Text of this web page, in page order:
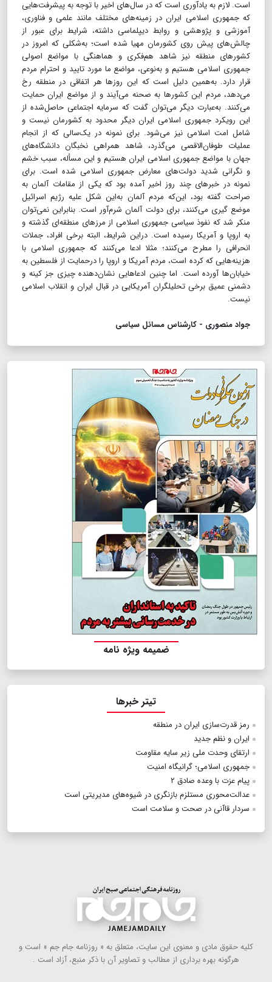
است. لازم به یادآوری است که در سال‌های اخیر با توجه به پیشرفت‌هایی
که جمهوری اسلامی ایران در زمینه‌های مختلف مانند علمی و فناوری،
آموزشی و پژوهشی و روابط دیپلماسی داشته،‌ شرایط برای عبور از
چالش‌های پیش روی کشورمان مهیا شده است؛ به‌شکلی که امروز در
کشور‌های منطقه نیز شاهد هم‌فکری و هماهنگی با مواضع اصولی
جمهوری اسلامی هستیم و به‌نوعی، مواضع ما مورد تایید و احترام مردم
قرار دارد. به‌همین دلیل است که این روز‌ها هر اتفاقی در منطقه رخ
می‌دهد، مردم این کشور‌ها به صحنه می‌آیند و از مواضع ایران حمایت
می‌کنند. به‌عبارت دیگر می‌توان گفت که سرمایه اجتماعی حاصل‌شده از
این رویکرد جمهوری اسلامی ایران دیگر محدود به کشورمان نیست و
شامل امت اسلامی نیز می‌شود. برای نمونه در یک‌سالی که از انجام
عملیات طوفان‌الاقصی می‌گذرد، شاهد همراهی نخبگان دانشگاه‌های
جهان با مواضع جمهوری اسلامی ایران هستیم و این مسأله، سبب خشم
و نگرانی شدید دولت‌های معارض جمهوری اسلامی شده است. برای
نمونه در خبر‌های چند روز اخیر آمده بود که یکی از مقامات آلمان به
صراحت گفته بود، این‌که مردم آلمان به‌این شکل علیه رژیم اسرائیل
موضع گیری می‌کنند، برای دولت آلمان شرم‌آور است. بنابراین نمی‌توان
منکر شد که نفوذ سیاسی جمهوری اسلامی از مرز‌های منطقه‌ای گذشته و
به اروپا و آمریکا رسیده است. در‌این شرایط، البته برخی افراد، جملات
انحرافی را مطرح می‌کنند؛ مثلا ادعا می‌کنند که جمهوری اسلامی با
هزینه‌هایی که کرده است، مردم آمریکا و اروپا را در‌حمایت از فلسطین به
خیابان‌ها آورده است. اما چنین ادعاهایی نشان‌دهنده چیزی جز کینه و
دشمنی عمیق برخی تحلیلگران آمریکایی در قبال ایران و انقلاب اسلامی
نیست.
جواد منصوری - کارشناس مسائل سیاسی
ضمیمه ویژه نامه
تیتر خبرها
رمز قدرت‌سازی ایران در منطقه
ایران و نظم جدید
ارتقای وحدت ملی زیر سایه مقاومت
جمهوری اسلامی؛ گرانیگاه امنیت
پیام عزت با وعده صادق ۲
عدالت‌محوری مستلزم بازنگری در شیوه‌های مدیریتی است
سردار قاآنی در صحت و سلامت است
كلیه حقوق مادی و معنوی این سایت، متعلق به « روزنامه جام جم » است و
هرگونه بهره ‌برداری از مطالب و تصاویر آن با ذكر منبع، آزاد است .